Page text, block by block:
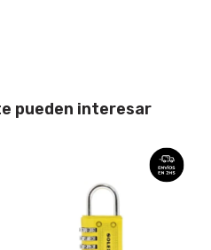
pueden interesar